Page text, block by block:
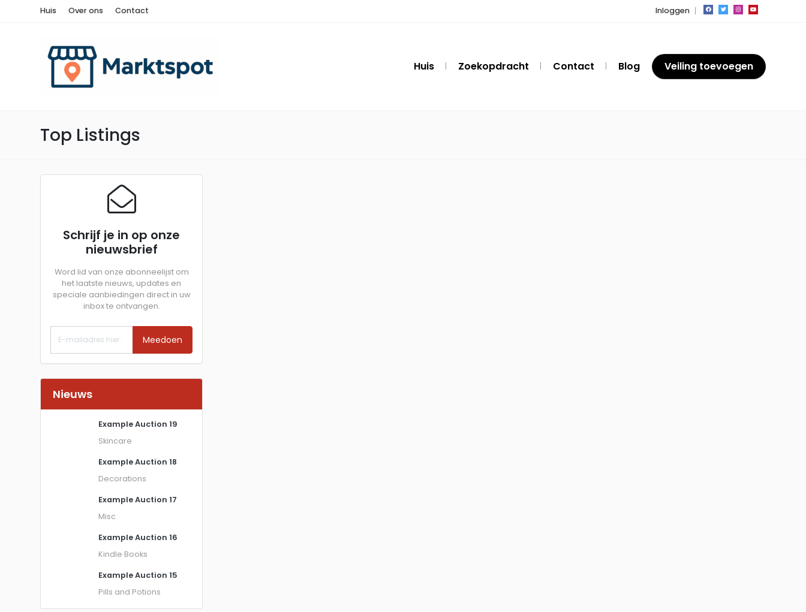
Huis Over ons Contact Inloggen
Huis Zoekopdracht Contact Blog Veiling toevoegen
Top Listings
Schrijf je in op onze
nieuwsbrief
Word lid van onze abonneelijst om
het laatste nieuws, updates en
speciale aanbiedingen direct in uw
inbox te ontvangen.
Meedoen
Nieuws
Example Auction 19
Skincare
Example Auction 18
Decorations
Example Auction 17
Misc
Example Auction 16
Kindle Books
Example Auction 15
Pills and Potions